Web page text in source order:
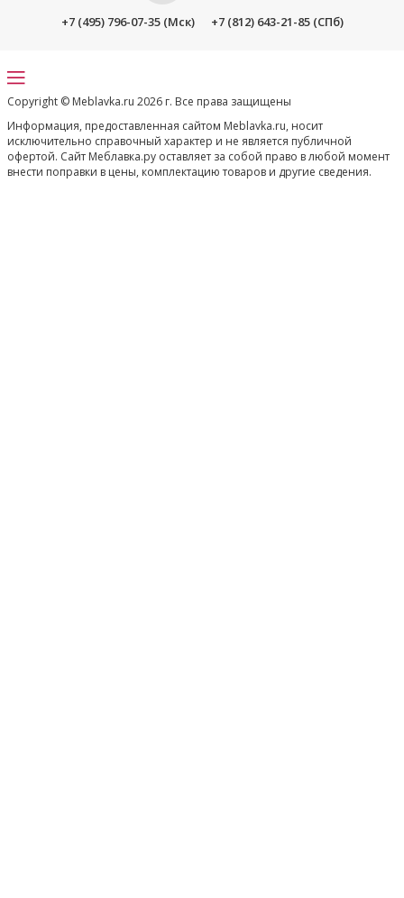
+7 (495) 796-07-35 (Мск)
+7 (812) 643-21-85 (СПб)
Copyright © Meblavka.ru 2026 г. Все права защищены
Информация, предоставленная сайтом Meblavka.ru, носит
исключительно справочный характер и не является публичной
офертой. Сайт Меблавка.ру оставляет за собой право в любой момент
внести поправки в цены, комплектацию товаров и другие сведения.